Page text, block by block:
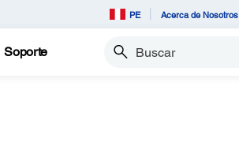
PE Acerca de Nosotros
Soporte Buscar